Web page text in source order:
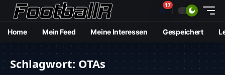
🔔17
Home Mein Feed Meine Interessen Gespeichert
Schlagwort: OTAs